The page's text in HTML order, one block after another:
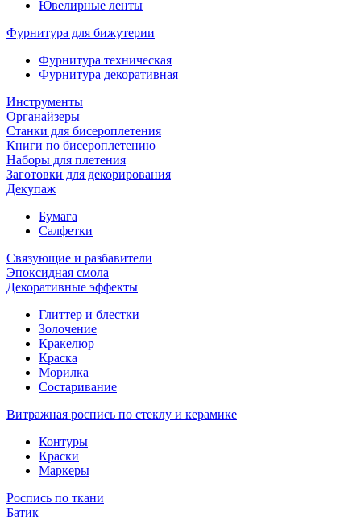
Ювелирные ленты
Фурнитура для бижутерии
Фурнитура техническая
Фурнитура декоративная
Инструменты
Органайзеры
Станки для бисероплетения
Книги по бисероплетению
Наборы для плетения
Заготовки для декорирования
Декупаж
Бумага
Салфетки
Связующие и разбавители
Эпоксидная смола
Декоративные эффекты
Глиттер и блестки
Золочение
Кракелюр
Краска
Морилка
Состаривание
Витражная роспись по стеклу и керамике
Контуры
Краски
Маркеры
Роспись по ткани
Батик